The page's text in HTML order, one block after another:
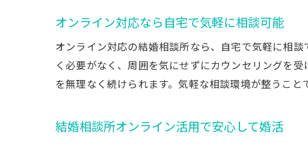
マッ
オンライン対応なら自宅で気軽に相談可能
オンライン対応の結婚相談所なら、自宅で気軽に相
く必要がなく、周囲を気にせずにカウンセリングを
を無理なく続けられます。気軽な相談環境が整うこ
結婚相談所オンライン活用で安心して婚活